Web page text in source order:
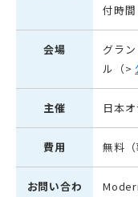
付時間
会場
グラ
ル（>
主催 日本
費用 無料（
お問い合わ